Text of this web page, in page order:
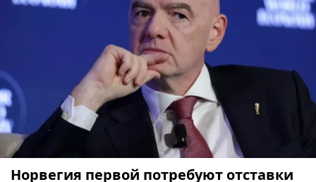
Норвегия первой потребуют отставки